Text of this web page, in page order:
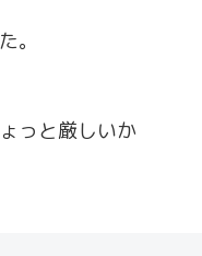
。
っと厳しいか